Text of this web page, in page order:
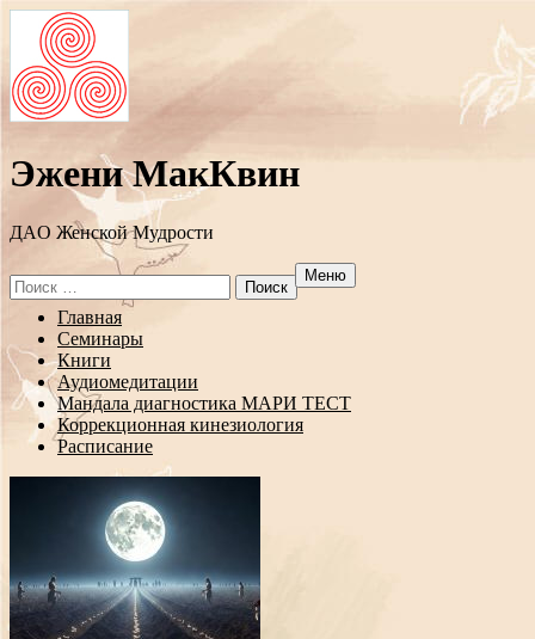
Эжени МакКвин
ДAO Женской Мудрости
Search
for:
Меню
Перейти
содержанию
Главная
Семинары
Книги
Аудиомедитации
Мандала диагностика МАРИ ТЕСТ
Коррекционная кинезиология
Расписание